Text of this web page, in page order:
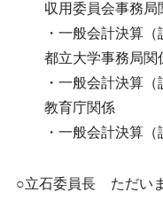
収用委員会事務局
・一般会計決算（
都立大学事務局関
・一般会計決算（
教育庁関係
・一般会計決算（
○立石委員長 ただい